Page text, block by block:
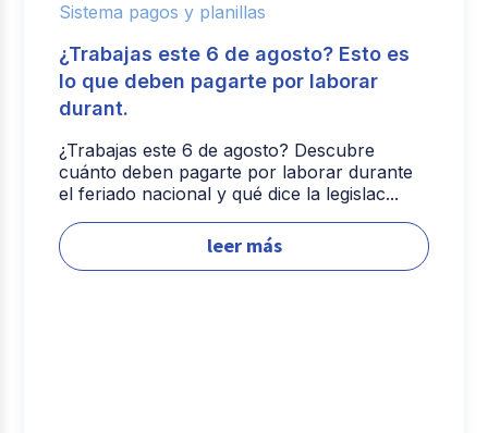
Sistema pagos y planillas
¿Trabajas este 6 de agosto? Esto es
lo que deben pagarte por laborar
durant.
¿Trabajas este 6 de agosto? Descubre
cuánto deben pagarte por laborar durante
el feriado nacional y qué dice la legislac...
leer más